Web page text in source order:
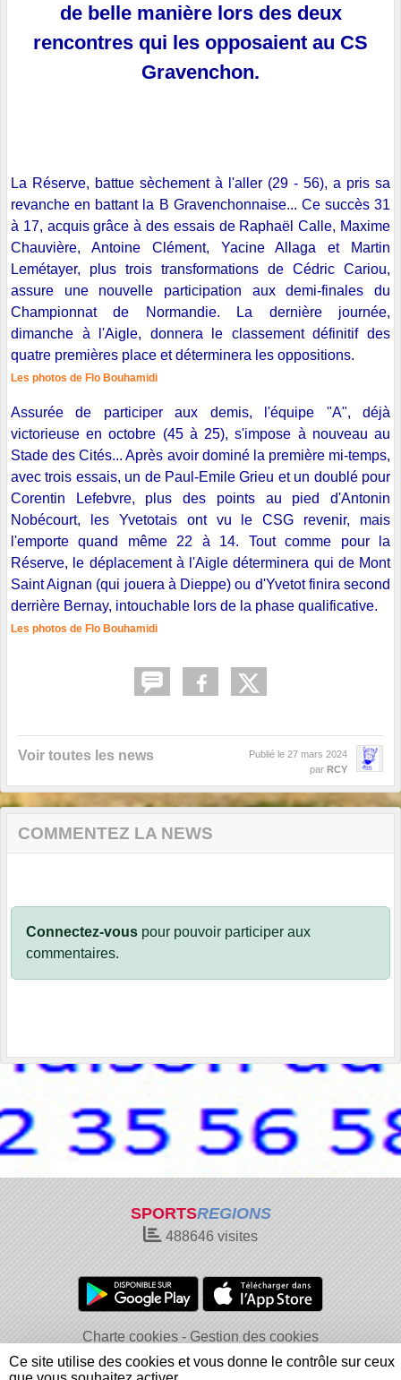
de belle manière lors des deux
rencontres qui les opposaient au CS
Gravenchon.
La Réserve, battue sèchement à l'aller (29 - 56), a pris sa
revanche en battant la B Gravenchonnaise... Ce succès 31
à 17, acquis grâce à des essais de Raphaël Calle, Maxime
Chauvière, Antoine Clément, Yacine Allaga et Martin
Lemétayer, plus trois transformations de Cédric Cariou,
assure une nouvelle participation aux demi-finales du
Championnat de Normandie. La dernière journée,
dimanche à l'Aigle, donnera le classement définitif des
quatre premières place et déterminera les oppositions.
Les photos de Flo Bouhamidi
Assurée de participer aux demis, l'équipe "A", déjà
victorieuse en octobre (45 à 25), s'impose à nouveau au
Stade des Cités... Après avoir dominé la première mi-temps,
avec trois essais, un de Paul-Emile Grieu et un doublé pour
Corentin Lefebvre, plus des points au pied d'Antonin
Nobécourt, les Yvetotais ont vu le CSG revenir, mais
l'emporte quand même 22 à 14. Tout comme pour la
Réserve, le déplacement à l'Aigle déterminera qui de Mont
Saint Aignan (qui jouera à Dieppe) ou d'Yvetot finira second
derrière Bernay, intouchable lors de la phase qualificative.
Les photos de Flo Bouhamidi
Voir toutes les news Publié le 27 mars 2024
par RCY
COMMENTEZ LA NEWS
Connectez-vous pour pouvoir participer aux
commentaires.
SPORTSREGIONS
488646 visites
Charte cookies
Gestion des cookies
Informations légales
Signaler un contenu inapproprié
Ce site utilise des cookies et vous donne le contrôle sur ceux